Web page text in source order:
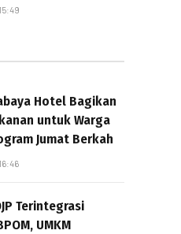
Hotel Bagikan
untuk Warga
Jumat Berkah
Terintegrasi
UMKM